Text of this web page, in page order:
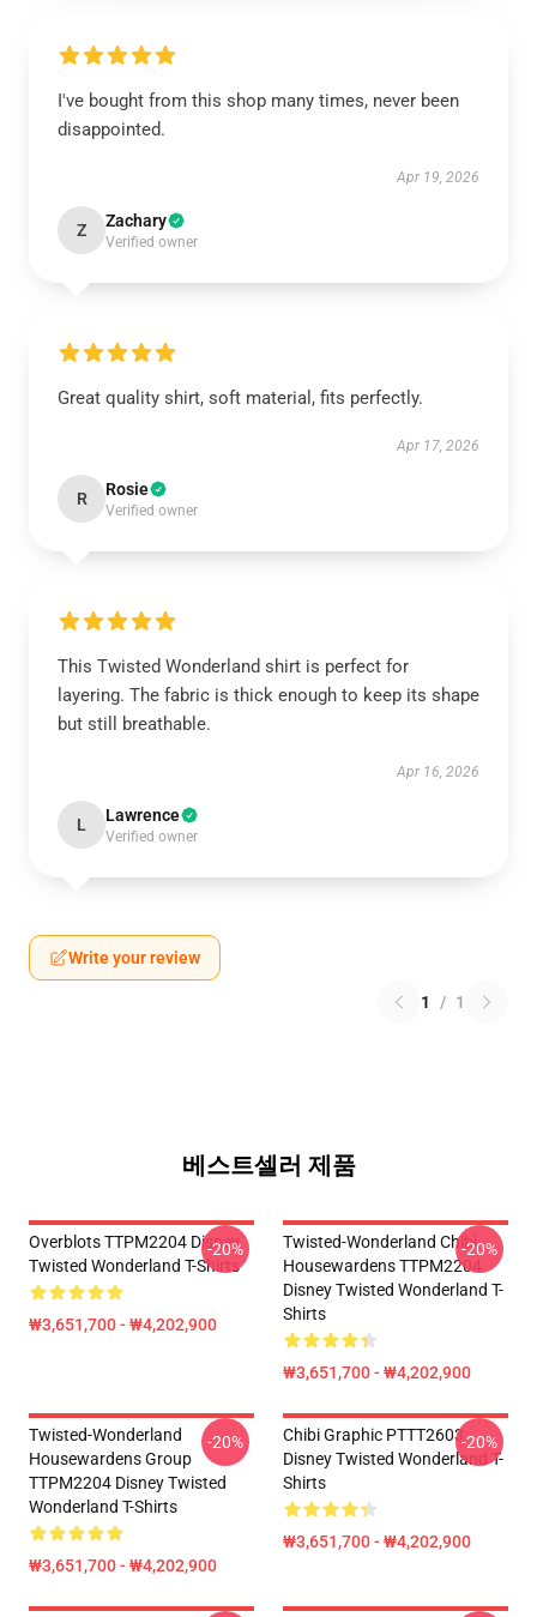
I've bought from this shop many times, never been
disappointed.
Apr 19, 2026
Z Zachary
Verified owner
Great quality shirt, soft material, fits perfectly.
Apr 17, 2026
R Rosie
Verified owner
This Twisted Wonderland shirt is perfect for
layering. The fabric is thick enough to keep its shape
but still breathable.
Apr 16, 2026
L Lawrence
Verified owner
Write your review
1 / 1
베스트셀러 제품
Overblots TTPM2204 Disney
Twisted Wonderland T-Shirts
₩3,651,700 - ₩4,202,900
-20%
Twisted-Wonderland Chibi
Housewardens TTPM2204
Disney Twisted Wonderland T-
Shirts
₩3,651,700 - ₩4,202,900
-20%
Twisted-Wonderland
Housewardens Group
TTPM2204 Disney Twisted
Wonderland T-Shirts
₩3,651,700 - ₩4,202,900
-20%
Chibi Graphic PTTT2603
Disney Twisted Wonderland T-
Shirts
₩3,651,700 - ₩4,202,900
-20%